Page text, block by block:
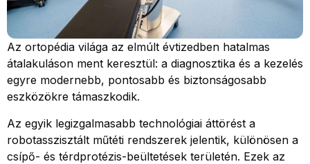
Az ortopédia világa az elmúlt évtizedben hatalmas
átalakuláson ment keresztül: a diagnosztika és a kezelés
egyre modernebb, pontosabb és biztonságosabb
eszközökre támaszkodik.
Az egyik legizgalmasabb technológiai áttörést a
robotasszisztált műtéti rendszerek jelentik, különösen a
csípő- és térdprotézis-beültetések területén. Ezek az